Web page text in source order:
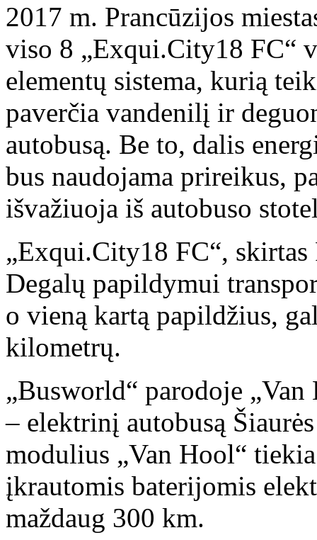
2017 m. Prancūzijos
viso 8 „Exqui.City18 FC“
elementų sistema, kurią
paverčia vandenilį ir
autobusą. Be to, dalis
bus naudojama prireikus,
išvažiuoja iš autobuso
„Exqui.City18 FC“,
Degalų papildymui
o vieną kartą papildžius,
kilometrų.
„Busworld“ parodoje
– elektrinį autobusą
modulius „Van Hool“
įkrautomis baterijomis
maždaug 300 km.